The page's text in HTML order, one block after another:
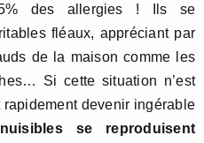
des allergies ! Ils se
fléaux, appréciant par
de la maison comme les
Si cette situation n’est
devenir ingérable
se reproduisent